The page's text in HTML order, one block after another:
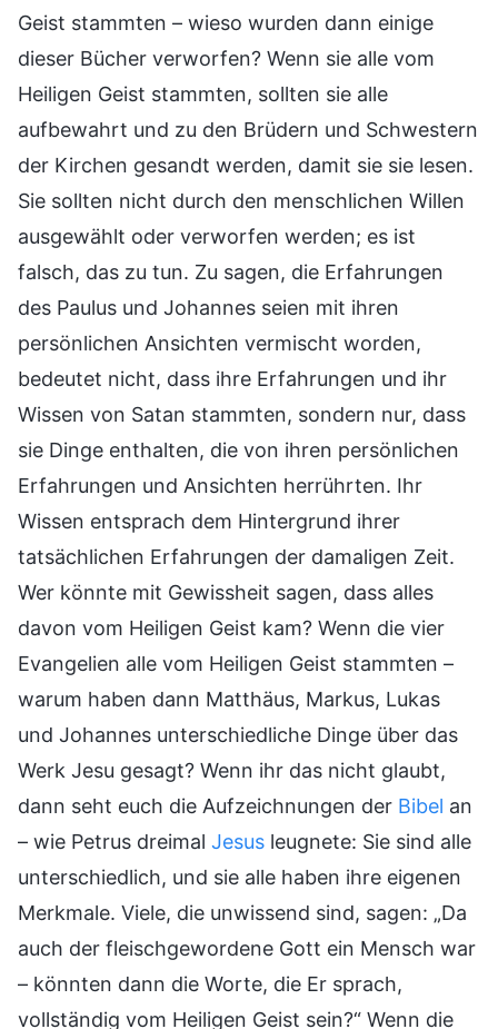
Geist stammten – wieso wurden dann einige
dieser Bücher verworfen? Wenn sie alle vom
Heiligen Geist stammten, sollten sie alle
aufbewahrt und zu den Brüdern und Schwestern
der Kirchen gesandt werden, damit sie sie lesen.
Sie sollten nicht durch den menschlichen Willen
ausgewählt oder verworfen werden; es ist
falsch, das zu tun. Zu sagen, die Erfahrungen
des Paulus und Johannes seien mit ihren
persönlichen Ansichten vermischt worden,
bedeutet nicht, dass ihre Erfahrungen und ihr
Wissen von Satan stammten, sondern nur, dass
sie Dinge enthalten, die von ihren persönlichen
Erfahrungen und Ansichten herrührten. Ihr
Wissen entsprach dem Hintergrund ihrer
tatsächlichen Erfahrungen der damaligen Zeit.
Wer könnte mit Gewissheit sagen, dass alles
davon vom Heiligen Geist kam? Wenn die vier
Evangelien alle vom Heiligen Geist stammten –
warum haben dann Matthäus, Markus, Lukas
und Johannes unterschiedliche Dinge über das
Werk Jesu gesagt? Wenn ihr das nicht glaubt,
dann seht euch die Aufzeichnungen der Bibel an
– wie Petrus dreimal Jesus leugnete: Sie sind alle
unterschiedlich, und sie alle haben ihre eigenen
Merkmale. Viele, die unwissend sind, sagen: „Da
auch der fleischgewordene Gott ein Mensch war
– könnten dann die Worte, die Er sprach,
vollständig vom Heiligen Geist sein?“ Wenn die